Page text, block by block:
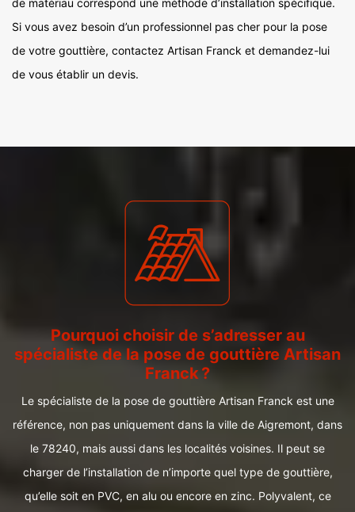
de matériau correspond une méthode d’installation spécifique.
Si vous avez besoin d’un professionnel pas cher pour la pose
de votre gouttière, contactez Artisan Franck et demandez-lui
de vous établir un devis.
Pourquoi choisir de s’adresser au
spécialiste de la pose de gouttière Artisan
Franck ?
Le spécialiste de la pose de gouttière Artisan Franck est une
référence, non pas uniquement dans la ville de Aigremont, dans
le 78240, mais aussi dans les localités voisines. Il peut se
charger de l’installation de n’importe quel type de gouttière,
qu’elle soit en PVC, en alu ou encore en zinc. Polyvalent, ce